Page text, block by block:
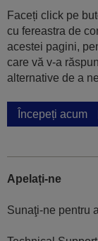
Faceți click pe
cu fereastra de
acestei pagini,
care vă v-a
alternative de a
Începeți acum
Apelați-ne
Sunaţi-ne pentru